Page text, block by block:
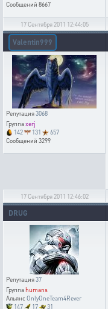
Сообщений 8667
17 Сентября 2011 12:44:05
Valentin999
Репутация3068
Группаxerj
142
131
657
Сообщений 3299
17 Сентября 2011 12:46:02
DRUG
Репутация37
Группаhumans
АльянсOnlyOneTeam4Rever
147
17
31